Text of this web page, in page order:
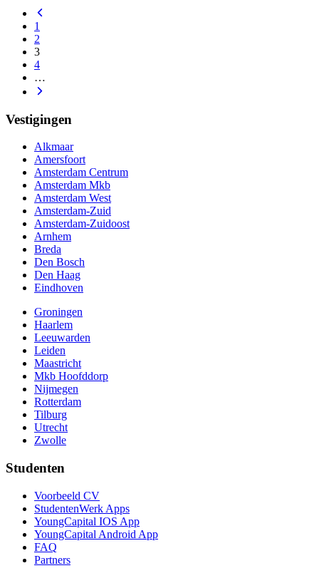
1
2
3
4
…
Vestigingen
Alkmaar
Amersfoort
Amsterdam Centrum
Amsterdam Mkb
Amsterdam West
Amsterdam-Zuid
Amsterdam-Zuidoost
Arnhem
Breda
Den Bosch
Den Haag
Eindhoven
Groningen
Haarlem
Leeuwarden
Leiden
Maastricht
Mkb Hoofddorp
Nijmegen
Rotterdam
Tilburg
Utrecht
Zwolle
Studenten
Voorbeeld CV
StudentenWerk Apps
YoungCapital IOS App
YoungCapital Android App
FAQ
Partners